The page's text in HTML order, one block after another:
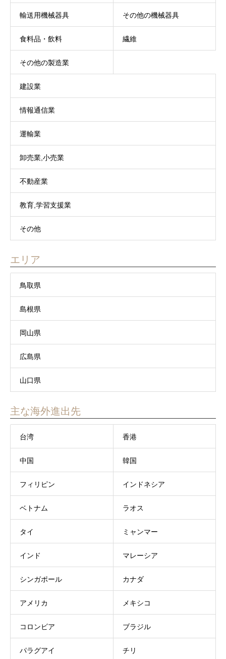
輸送用機械器具 その他の機械器具
食料品・飲料 繊維
その他の製造業
建設業
情報通信業
運輸業
卸売業,小売業
不動産業
教育,学習支援業
その他
エリア
鳥取県
島根県
岡山県
広島県
山口県
主な海外進出先
台湾 香港
中国 韓国
フィリピン インドネシア
ベトナム ラオス
タイ ミャンマー
インド マレーシア
シンガポール カナダ
アメリカ メキシコ
コロンビア ブラジル
パラグアイ チリ